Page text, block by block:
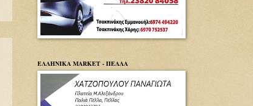
ΕΛΛΗΝΙΚΑ MARKET - ΠΕΛΛΑ